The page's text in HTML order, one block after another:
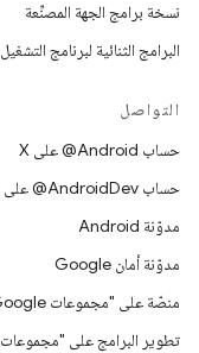
نسخة برامج الجهة المصنِّعة
البرامج الثنائية لبرنامج التشغيل
التواصل
حساب ‎@Android على X
حساب ‎@AndroidDev على X
مدوّنة Android
مدوّنة أمان Google
منصّة على "مجموعات Google"
تطوير البرامج على "مجموعات Google"